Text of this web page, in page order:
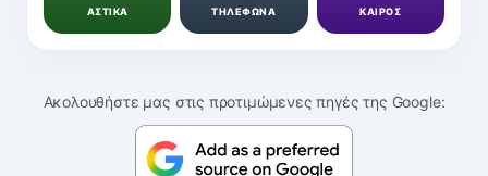
ΑΣΤΙΚΑ ΤΗΛΕΦΩΝΑ ΚΑΙΡΟΣ
Ακολουθήστε μας στις προτιμώμενες πηγές της Google: